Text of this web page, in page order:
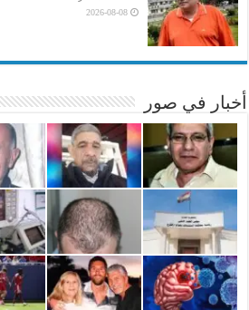
2026-08-08
أخبار في صور